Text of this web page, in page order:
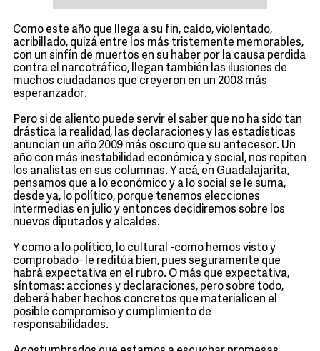
Como este año que llega a su fin, caído, violentado,
acribillado, quizá entre los más tristemente memorables,
con un sinfín de muertos en su haber por la causa perdida
contra el narcotráfico, llegan también las ilusiones de
muchos ciudadanos que creyeron en un 2008 más
esperanzador.
Pero si de aliento puede servir el saber que no ha sido tan
drástica la realidad, las declaraciones y las estadísticas
anuncian un año 2009 más oscuro que su antecesor. Un
año con más inestabilidad económica y social, nos repiten
los analistas en sus columnas. Y acá, en Guadalajarita,
pensamos que a lo económico y a lo social se le suma,
desde ya, lo político, porque tenemos elecciones
intermedias en julio y entonces decidiremos sobre los
nuevos diputados y alcaldes.
Y como a lo político, lo cultural -como hemos visto y
comprobado- le reditúa bien, pues seguramente que
habrá expectativa en el rubro. O más que expectativa,
síntomas: acciones y declaraciones, pero sobre todo,
deberá haber hechos concretos que materialicen el
posible compromiso y cumplimiento de
responsabilidades.